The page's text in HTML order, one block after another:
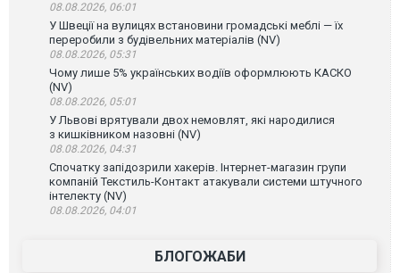
08.08.2026, 06:01
У Швеції на вулицях встановини громадські меблі — їх
переробили з будівельних матеріалів (NV)
08.08.2026, 05:31
Чому лише 5% українських водіїв оформлюють КАСКО
(NV)
08.08.2026, 05:01
У Львові врятували двох немовлят, які народилися
з кишківником назовні (NV)
08.08.2026, 04:31
Спочатку запідозрили хакерів. Інтернет-магазин групи
компаній Текстиль-Контакт атакували системи штучного
інтелекту (NV)
08.08.2026, 04:01
БЛОГОЖАБИ